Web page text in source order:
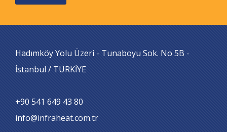
Hadımköy Yolu Üzeri - Tunaboyu Sok. No 5B -
İstanbul / TÜRKİYE
+90 541 649 43 80
info@infraheat.com.tr